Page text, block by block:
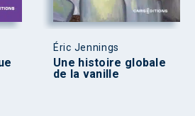
Éric Jennings
Une histoire globale
de la vanille